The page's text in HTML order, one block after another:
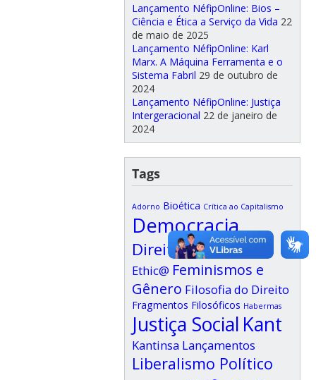
Lançamento NéfipOnline: Bios –
Ciência e Ética a Serviço da Vida 22
de maio de 2025
Lançamento NéfipOnline: Karl
Marx. A Máquina Ferramenta e o
Sistema Fabril 29 de outubro de
2024
Lançamento NéfipOnline: Justiça
Intergeracional 22 de janeiro de
2024
Tags
Adorno Bioética Crítica ao Capitalismo
Democracia
Direitos Humanos
Ethic@ Feminismos e
Gênero Filosofia do Direito
Fragmentos Filosóficos Habermas
Justiça Social Kant
Kantinsa Lançamentos
Liberalismo Político